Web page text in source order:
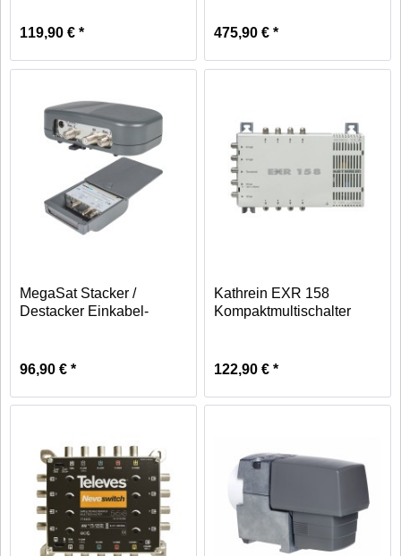
119,90 € * 475,90 € *
MegaSat Stacker /
Destacker Einkabel-
96,90 € *
Kathrein EXR 158
Kompaktmultischalter
122,90 € *